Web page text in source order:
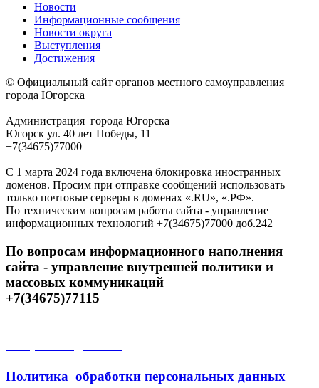
Новости
Информационные сообщения
Новости округа
Выступления
Достижения
© Официальный сайт органов местного самоуправления
города Югорска
Администрация города Югорска
Югорск ул. 40 лет Победы, 11
+7(34675)77000
С 1 марта 2024 года включена блокировка иностранных
доменов. Просим при отправке сообщений использовать
только почтовые серверы в доменах «.RU», «.РФ».
По техническим вопросам работы сайта - управление
информационных технологий +7(34675)77000 доб.242
По вопросам информационного наполнения
сайта - управление внутренней политики и
массовых коммуникаций
+7(34675)77115
Политика обработки персональных данных